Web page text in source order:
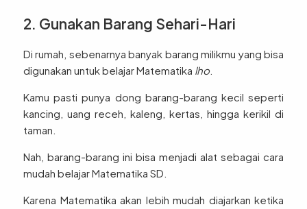
2. Gunakan Barang Sehari-Hari
Di rumah, sebenarnya banyak barang milikmu yang bisa
digunakan untuk belajar Matematika lho
Kamu pasti punya dong barang-barang kecil seperti
kancing, uang receh, kaleng, kertas, hingga kerikil di
taman.
Nah, barang-barang ini bisa menjadi alat sebagai cara
mudah belajar Matematika SD.
Karena Matematika akan lebih mudah diajarkan ketika